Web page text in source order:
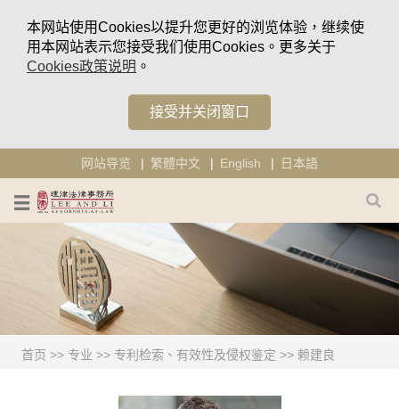
本网站使用Cookies以提升您更好的浏览体验，继续使
用本网站表示您接受我们使用Cookies。更多关于
Cookies政策说明 。
接受并关闭窗口
网站导览 繁體中文 English 日本語
首页 >> 专业 >> 专利检索、有效性及侵权鉴定 >> 赖建良